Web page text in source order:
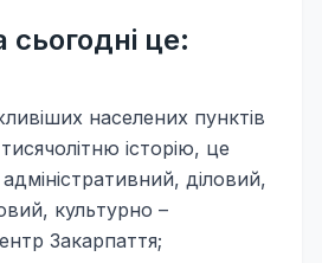
це:
населених пунктів
історію, це
діловий,
культурно –
Закарпаття;